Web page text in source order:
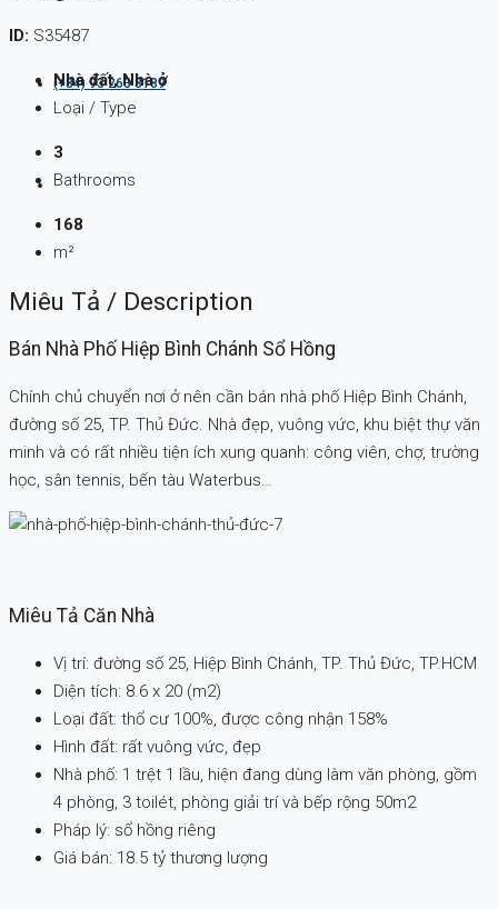
(+84) 93 263 8189
ID: S35487
Nhà đất, Nhà ở
Loại / Type
3
Bathrooms
168
m²
Miêu Tả / Description
Bán Nhà Phố Hiệp Bình Chánh Sổ Hồng
Chính chủ chuyển nơi ở nên cần bán nhà phố Hiệp Bình Chánh,
đường số 25, TP. Thủ Đức. Nhà đẹp, vuông vức, khu biệt thự văn
minh và có rất nhiều tiện ích xung quanh: công viên, chợ, trường
học, sân tennis, bến tàu Waterbus…
Miêu Tả Căn Nhà
Vị trí: đường số 25, Hiệp Bình Chánh, TP. Thủ Đức, TP.HCM
Diện tích: 8.6 x 20 (m2)
Loại đất: thổ cư 100%, được công nhận 158%
Hình đất: rất vuông vức, đẹp
Nhà phố: 1 trệt 1 lầu, hiện đang dùng làm văn phòng, gồm
4 phòng, 3 toilét, phòng giải trí và bếp rộng 50m2
Pháp lý: sổ hồng riêng
Giá bán: 18.5 tỷ thương lượng